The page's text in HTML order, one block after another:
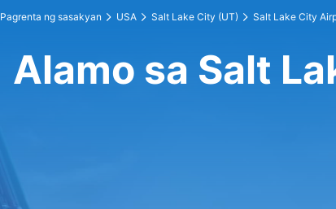
Pagrenta ng sasakyan USA Salt Lake City (UT) Salt Lake City
Alamo sa Salt